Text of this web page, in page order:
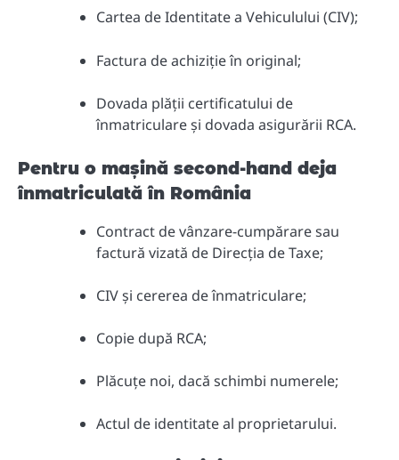
Cartea de Identitate a Vehiculului (CIV);
Factura de achiziție în original;
Dovada plății certificatului de
înmatriculare și dovada asigurării RCA.
Pentru o mașină second-hand deja
înmatriculată în România
Contract de vânzare-cumpărare sau
factură vizată de Direcția de Taxe;
CIV și cererea de înmatriculare;
Copie după RCA;
Plăcuțe noi, dacă schimbi numerele;
Actul de identitate al proprietarului.